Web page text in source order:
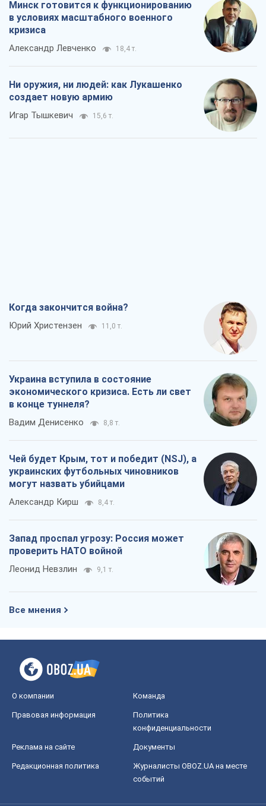
Минск готовится к функционированию
в условиях масштабного военного
кризиса
Александр Левченко 18,4 т.
Ни оружия, ни людей: как Лукашенко
создает новую армию
Игар Тышкевич 15,6 т.
Когда закончится война?
Юрий Христензен 11,0 т.
Украина вступила в состояние
экономического кризиса. Есть ли свет
в конце туннеля?
Вадим Денисенко 8,8 т.
Чей будет Крым, тот и победит (NSJ), а
украинских футбольных чиновников
могут назвать убийцами
Александр Кирш 8,4 т.
Запад проспал угрозу: Россия может
проверить НАТО войной
Леонид Невзлин 9,1 т.
Все мнения
О компании Команда
Правовая информация
Политика
конфиденциальности
Реклама на сайте Документы
Редакционная политика
Журналисты OBOZ.UA на месте
событий